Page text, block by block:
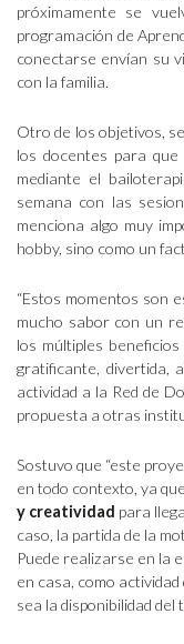
próximamente se
programación de
conectarse envían su
con la familia.
Otro de los objetivos,
los docentes para
mediante el
semana con las
menciona algo muy
hobby, sino como un
“Estos momentos son
mucho sabor con un
los múltiples
gratificante, divertida,
actividad a la Red de
propuesta a otras
Sostuvo que “este
en todo contexto, ya
y creatividad para
caso, la partida de la
Puede realizarse en la
en casa, como
sea la disponibilidad del